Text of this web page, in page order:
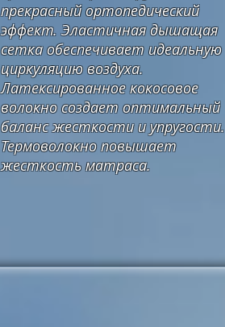
прекрасный ортопедический
эффект. Эластичная дышащая
сетка обеспечивает идеальную
циркуляцию воздуха.
Латексированное кокосовое
волокно создает оптимальный
баланс жесткости и упругости.
Термоволокно повышает
жесткость матраса.